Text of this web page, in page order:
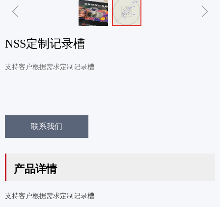
ꁆ ꁇ
NSS定制记录槽
支持客户根据需求定制记录槽
联系我们
产品详情
支持客户根据需求定制记录槽